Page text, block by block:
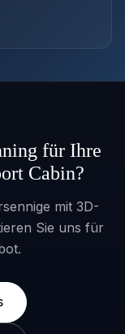
für Ihre
Cabin?
mit 3D-
Sie uns für